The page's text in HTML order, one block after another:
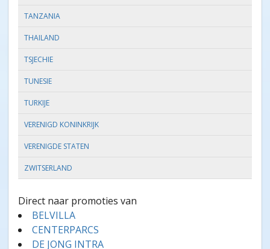
TANZANIA
THAILAND
TSJECHIE
TUNESIE
TURKIJE
VERENIGD KONINKRIJK
VERENIGDE STATEN
ZWITSERLAND
Direct naar promoties van
BELVILLA
CENTERPARCS
DE JONG INTRA